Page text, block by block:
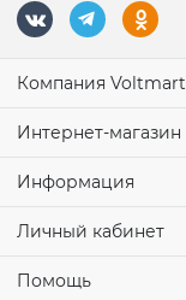
Компания Voltmart
Интернет-магазин
Информация
Личный кабинет
Помощь